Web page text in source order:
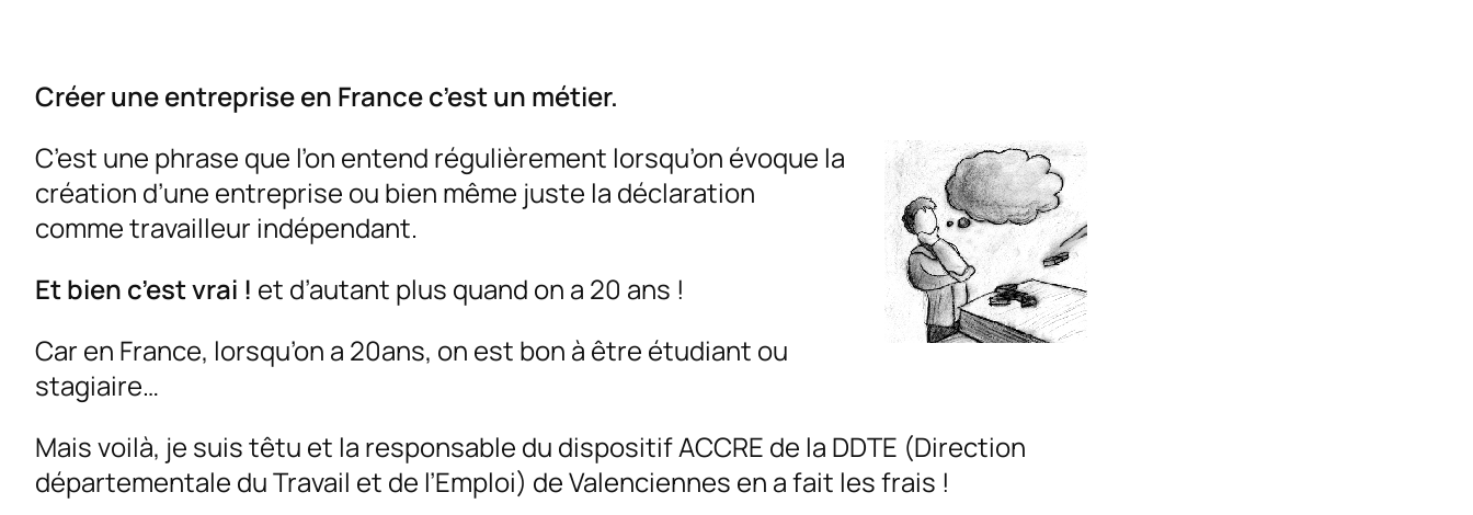
Créer une entreprise en France c’est un métier.
C’est une phrase que l’on entend régulièrement lorsqu’on évoque la
création d’une entreprise ou bien même juste la déclaration
comme travailleur indépendant.
Et bien c’est vrai ! et d’autant plus quand on a 20 ans !
Car en France, lorsqu’on a 20ans, on est bon à être étudiant ou
stagiaire…
Mais voilà, je suis têtu et la responsable du dispositif ACCRE de la DDTE (Direction
départementale du Travail et de l’Emploi) de Valenciennes en a fait les frais !